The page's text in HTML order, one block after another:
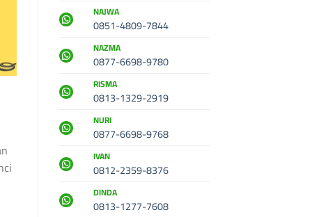
NAJWA
0851-4809-7844
NAZMA
0877-6698-9780
RISMA
0813-1329-2919
NURI
0877-6698-9768
IVAN
0812-2359-8376
DINDA
0813-1277-7608